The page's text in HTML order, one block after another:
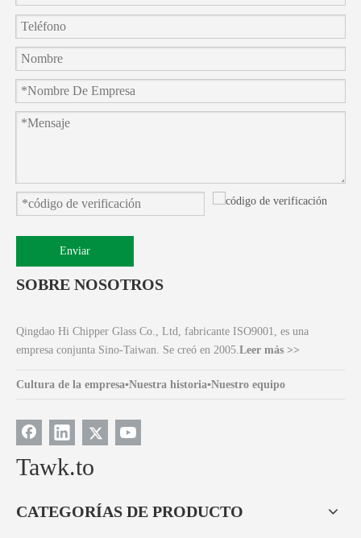
Enviar
SOBRE NOSOTROS
Qingdao Hi Chipper Glass Co., Ltd, fabricante ISO9001, es una
empresa conjunta Sino-Taiwan. Se creó en 2005.Leer más >>
Cultura de la empresa▪Nuestra historia▪Nuestro equipo
Tawk.to
CATEGORÍAS DE PRODUCTO